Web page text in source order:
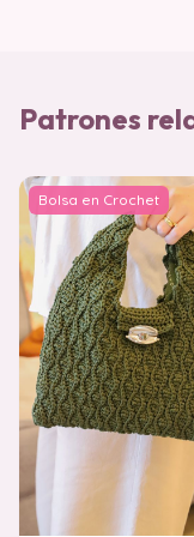
Patrones
Bolsa en Crochet